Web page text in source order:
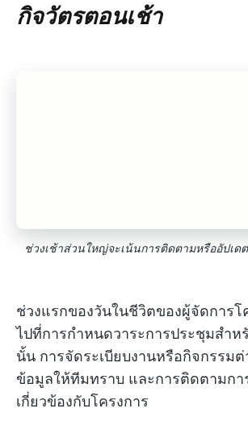
กิจวัตรตอนเช้า
ช่วงเช้าส่วนใหญ่จะเน้นการติดตามหรืออัปเด
ช่วงแรกของวันในชีวิตของผู้จัดการโ
ไปที่การกำหนดวาระการประชุมสำห
นั้น การจัดระเบียบงานหรือกิจกรรมต่
ข้อมูลให้ทีมทราบ และการติดตามกา
เกี่ยวข้องกับโครงการ